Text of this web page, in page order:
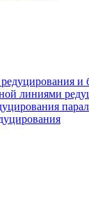
и
линиями